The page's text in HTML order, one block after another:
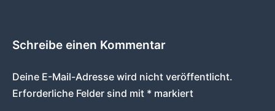
Schreibe einen Kommentar
Deine E-Mail-Adresse wird nicht veröffentlicht.
Erforderliche Felder sind mit * markiert